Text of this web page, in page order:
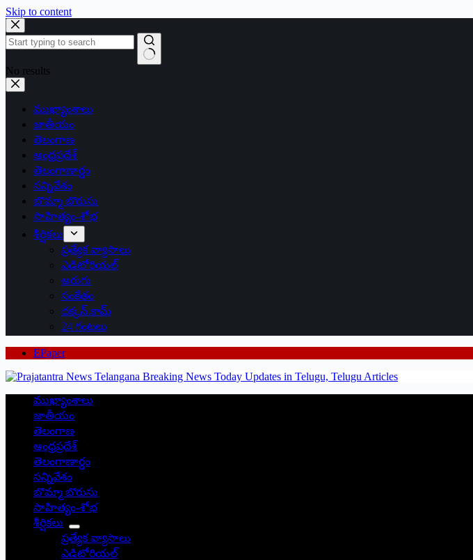
Skip to content
No results
ముఖ్యాంశాలు
జాతీయం
తెలంగాణ
ఆంధ్రప్రదేశ్
తెలంగాణార్థం
సన్నివేశం
బొమ్మా బొరుసు
సాహిత్యం-శోభ
శీర్షికలు
ప్రత్యేక వ్యాసాలు
ఎడిటోరియల్
అరుగు
సంకేతం
దక్కన్.కామ్
24 గంటలు
EPaper
ముఖ్యాంశాలు
జాతీయం
తెలంగాణ
ఆంధ్రప్రదేశ్
తెలంగాణార్థం
సన్నివేశం
బొమ్మా బొరుసు
సాహిత్యం-శోభ
శీర్షికలు
ప్రత్యేక వ్యాసాలు
ఎడిటోరియల్